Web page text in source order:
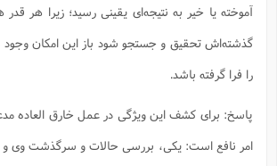
آموخته یا خیر به نتیجه‌ای یقینی رسید؛ زیرا هر
گذشته‌اش تحقیق و جستجو شود باز این امکان وجود
را فرا گرفته باشد.
پاسخ: برای کشف این ویژگی در عمل خارق العاده
امر نافع است: یکی، بررسی حالات و سرگذشت وی و